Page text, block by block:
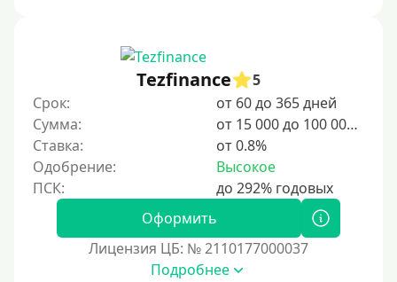
2 недели
15 дней
20 дней
21 день
30 дней без процентов
Tezfinance
5
Срок:
от 60 до 365 дней
Сумма:
от 15 000 до 100 000 ₽
Ставка:
от 0.8%
Одобрение:
Высокое
Оформить
Лицензия ЦБ: № 2110177000037
Подробнее